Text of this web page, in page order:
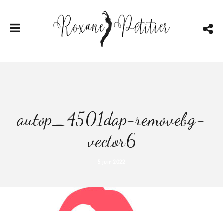
autop_4501dap-removebg-
vector6